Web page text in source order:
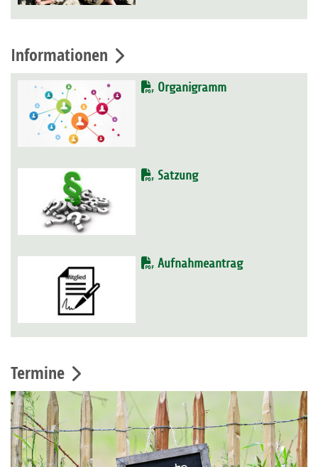
Informationen
Organigramm
Satzung
Aufnahmeantrag
Termine